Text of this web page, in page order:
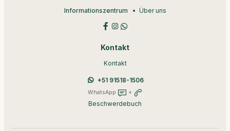
Informationszentrum Über uns
Kontakt
Kontakt
+51 91518-1506
WhatsApp +
Beschwerdebuch